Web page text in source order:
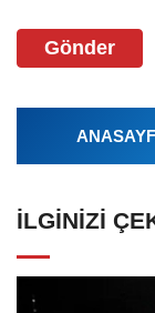
Gönder
İLGINIZI